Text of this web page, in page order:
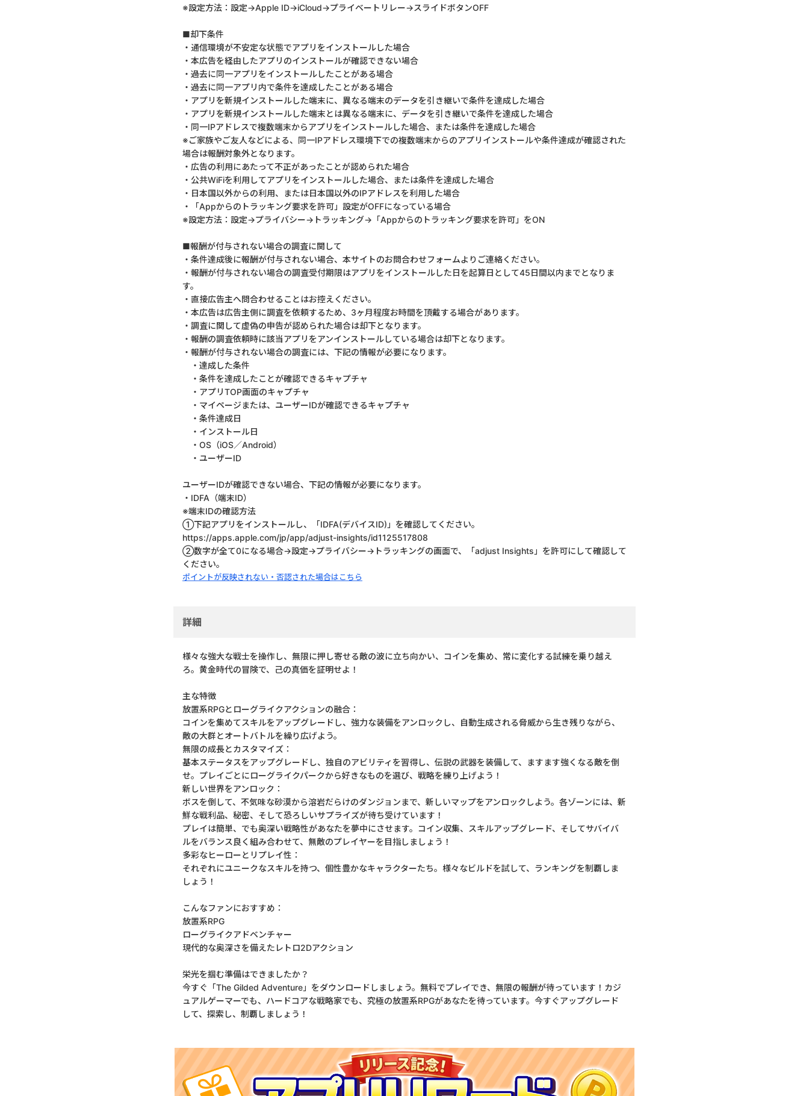
※設定方法：設定→Apple ID→iCloud→プライベートリレー→スライドボタンOFF
■却下条件
・通信環境が不安定な状態でアプリをインストールした場合
・本広告を経由したアプリのインストールが確認できない場合
・過去に同一アプリをインストールしたことがある場合
・過去に同一アプリ内で条件を達成したことがある場合
・アプリを新規インストールした端末に、異なる端末のデータを引き継いで条件を達成した場合
・アプリを新規インストールした端末とは異なる端末に、データを引き継いで条件を達成した場合
・同一IPアドレスで複数端末からアプリをインストールした場合、または条件を達成した場合
※ご家族やご友人などによる、同一IPアドレス環境下での複数端末からのアプリインストールや条件達成が確認された
場合は報酬対象外となります。
・広告の利用にあたって不正があったことが認められた場合
・公共WiFiを利用してアプリをインストールした場合、または条件を達成した場合
・日本国以外からの利用、または日本国以外のIPアドレスを利用した場合
・「Appからのトラッキング要求を許可」設定がOFFになっている場合
※設定方法：設定→プライバシー→トラッキング→「Appからのトラッキング要求を許可」をON
■報酬が付与されない場合の調査に関して
・条件達成後に報酬が付与されない場合、本サイトのお問合わせフォームよりご連絡ください。
・報酬が付与されない場合の調査受付期限はアプリをインストールした日を起算日として45日間以内までとなりま
す。
・直接広告主へ問合わせることはお控えください。
・本広告は広告主側に調査を依頼するため、3ヶ月程度お時間を頂戴する場合があります。
・調査に関して虚偽の申告が認められた場合は却下となります。
・報酬の調査依頼時に該当アプリをアンインストールしている場合は却下となります。
・報酬が付与されない場合の調査には、下記の情報が必要になります。
・達成した条件
・条件を達成したことが確認できるキャプチャ
・アプリTOP画面のキャプチャ
・マイページまたは、ユーザーIDが確認できるキャプチャ
・条件達成日
・インストール日
・OS（iOS／Android）
・ユーザーID
ユーザーIDが確認できない場合、下記の情報が必要になります。
・IDFA（端末ID）
※端末IDの確認方法
①下記アプリをインストールし、「IDFA(デバイスID)」を確認してください。
https://apps.apple.com/jp/app/adjust-insights/id1125517808
②数字が全て0になる場合→設定→プライバシー→トラッキングの画面で、「adjust Insights」を許可にして確認して
ください。
ポイントが反映されない・否認された場合はこちら
詳細
様々な強大な戦士を操作し、無限に押し寄せる敵の波に立ち向かい、コインを集め、常に変化する試練を乗り越え
ろ。黄金時代の冒険で、己の真価を証明せよ！
主な特徴
放置系RPGとローグライクアクションの融合：
コインを集めてスキルをアップグレードし、強力な装備をアンロックし、自動生成される脅威から生き残りながら、
敵の大群とオートバトルを繰り広げよう。
無限の成長とカスタマイズ：
基本ステータスをアップグレードし、独自のアビリティを習得し、伝説の武器を装備して、ますます強くなる敵を倒
せ。プレイごとにローグライクパークから好きなものを選び、戦略を練り上げよう！
新しい世界をアンロック：
ボスを倒して、不気味な砂漠から溶岩だらけのダンジョンまで、新しいマップをアンロックしよう。各ゾーンには、新
鮮な戦利品、秘密、そして恐ろしいサプライズが待ち受けています！
プレイは簡単、でも奥深い戦略性があなたを夢中にさせます。コイン収集、スキルアップグレード、そしてサバイバ
ルをバランス良く組み合わせて、無敵のプレイヤーを目指しましょう！
多彩なヒーローとリプレイ性：
それぞれにユニークなスキルを持つ、個性豊かなキャラクターたち。様々なビルドを試して、ランキングを制覇しま
しょう！
こんなファンにおすすめ：
放置系RPG
ローグライクアドベンチャー
現代的な奥深さを備えたレトロ2Dアクション
栄光を掴む準備はできましたか？
今すぐ「The Gilded Adventure」をダウンロードしましょう。無料でプレイでき、無限の報酬が待っています！カジ
ュアルゲーマーでも、ハードコアな戦略家でも、究極の放置系RPGがあなたを待っています。今すぐアップグレード
して、探索し、制覇しましょう！